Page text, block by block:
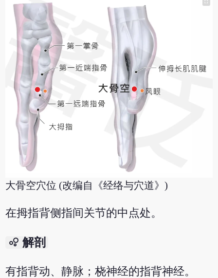
大骨空穴位 (改编自《经络与穴道》)
在拇指背侧指间关节的中点处。
bubble_chart 解剖
有指背动、静脉；桡神经的指背神经。